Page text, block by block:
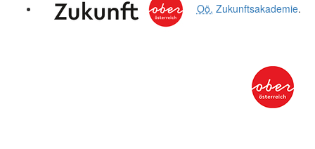
Oö. Zukunftsakademie.